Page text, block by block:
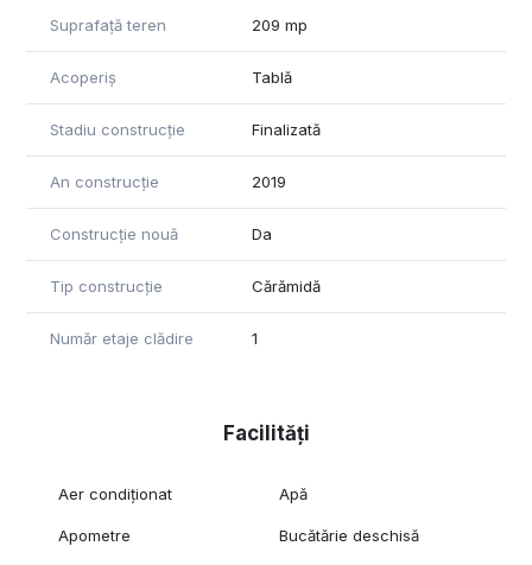
Suprafață teren 209 mp
Acoperiș Tablă
Stadiu construcție Finalizată
An construcție 2019
Construcție nouă Da
Tip construcție Cărămidă
Număr etaje clădire 1
Facilități
Aer condiționat Apă
Apometre Bucătărie deschisă